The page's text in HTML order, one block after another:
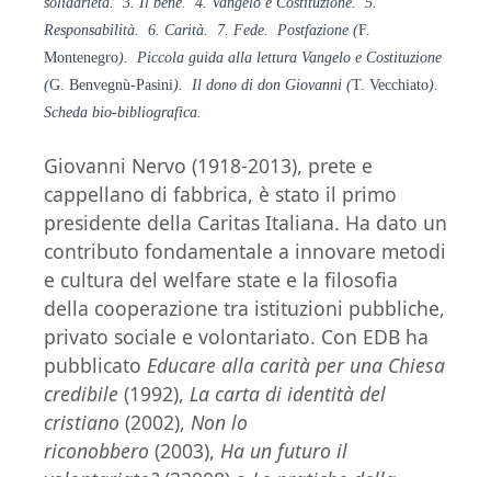
Responsabilità. 6. Carità. 7. Fede. Postfazione (F.
Montenegro). Piccola guida alla lettura Vangelo e Costituzione
(G. Benvegnù-Pasini). Il dono di don Giovan ni (T. Vecchiato).
Scheda bio-bibliografica.
Giovanni Nervo (1918-2013), prete e
cappellano di fabbrica, è stato il primo
presidente della Caritas Italiana. Ha dato un
contributo fondamentale a innovare metodi
e cultura del welfare state e la filosofia
della cooperazione tra istituzioni pubbliche,
privato sociale e volontariato. Con EDB ha
pubblicato Educare alla carità per una Chiesa
credibile (1992), La carta di identità del
cristiano (2002), Non lo
riconobbero (2003), Ha un futuro il